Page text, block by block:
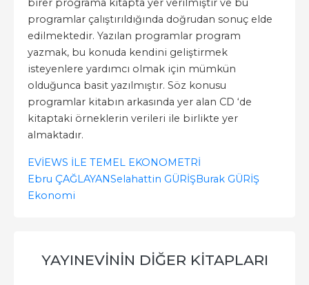
birer programa kitapta yer verilmiştir ve bu
programlar çalıştırıldığında doğrudan sonuç elde
edilmektedir. Yazılan programlar program
yazmak, bu konuda kendini geliştirmek
isteyenlere yardımcı olmak için mümkün
olduğunca basit yazılmıştır. Söz konusu
programlar kitabın arkasında yer alan CD ‘de
kitaptaki örneklerin verileri ile birlikte yer
almaktadır.
EVİEWS İLE TEMEL EKONOMETRİ
Ebru ÇAĞLAYANSelahattin GÜRİŞBurak GÜRİŞ
Ekonomi
YAYINEVININ DIĞER KITAPLARI